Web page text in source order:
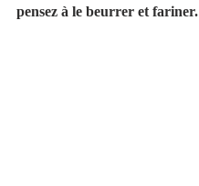
pensez à le beurrer et fariner.